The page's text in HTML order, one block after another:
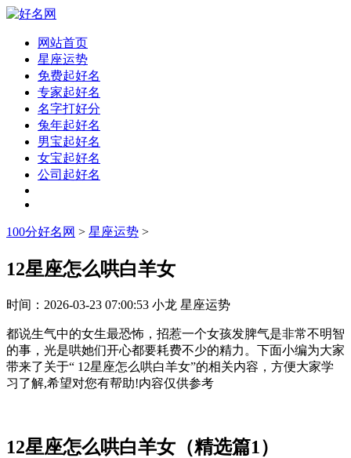
网站首页
星座运势
免费起好名
专家起好名
名字打好分
兔年起好名
男宝起好名
女宝起好名
公司起好名
100分好名网 > 星座运势 >
12星座怎么哄白羊女
时间： 2026-03-23 07:00:53 小龙 星座运势
都说生气中的女生最恐怖，招惹一个女孩发脾气是非常不明智
的事，光是哄她们开心都要耗费不少的精力。下面小编为大家
带来了关于“ 12星座怎么哄白羊女”的相关内容，方便大家学
习了解,希望对您有帮助!内容仅供参考
12星座怎么哄白羊女（精选篇1）